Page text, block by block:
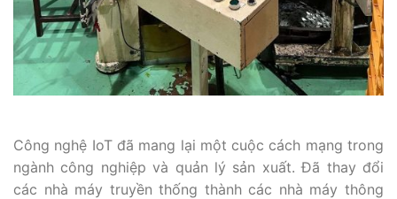
Công nghệ IoT đã mang lại một cuộc cách mạng trong
ngành công nghiệp và quản lý sản xuất. Đã thay đổi
các nhà máy truyền thống thành các nhà máy thông